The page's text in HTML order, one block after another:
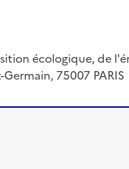
écologique, de
75007 PARIS